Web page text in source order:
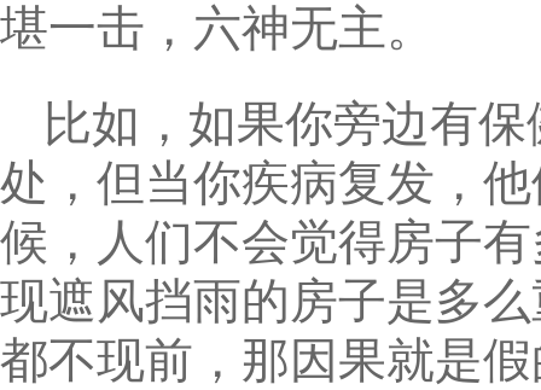
堪一击，六神无主。
比如，如果你旁边有
处，但当你疾病复发，
候，人们不会觉得房子
现遮风挡雨的房子是多
都不现前，那因果就是